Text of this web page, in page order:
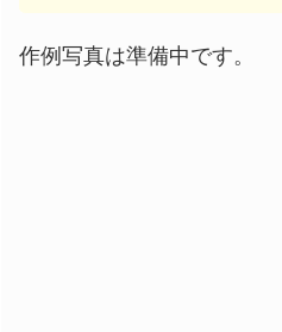
作例写真は準備中です。